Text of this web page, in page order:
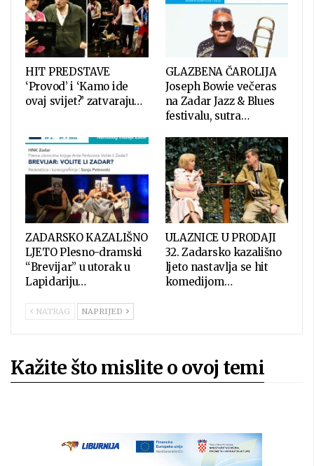
HIT PREDSTAVE
‘Provod’ i ‘Kamo ide
ovaj svijet?’ zatvaraju…
GLAZBENA ČAROLIJA
Joseph Bowie večeras
na Zadar Jazz & Blues
festivalu, sutra…
ZADARSKO KAZALIŠNO
LJETO Plesno-dramski
“Brevijar” u utorak u
Lapidariju…
ULAZNICE U PRODAJI
32. Zadarsko kazališno
ljeto nastavlja se hit
komedijom…
NATRAG NAPRIJED
Kažite što mislite o ovoj temi